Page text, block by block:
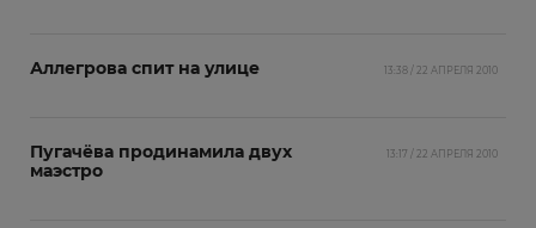
13:38 / 22 АПРЕЛЯ 2010
Аллегрова спит на улице
13:17 / 22 АПРЕЛЯ 2010
Пугачёва продинамила двух
маэстро